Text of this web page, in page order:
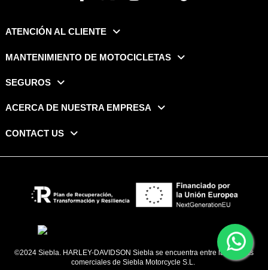
ATENCIÓN AL CLIENTE
MANTENIMIENTO DE MOTOCICLETAS
SEGUROS
ACERCA DE NUESTRA EMPRESA
CONTACT US
©2024 Siebla. HARLEY-DAVIDSON Siebla se encuentra entre las marcas
comerciales de Siebla Motorcycle S.L.